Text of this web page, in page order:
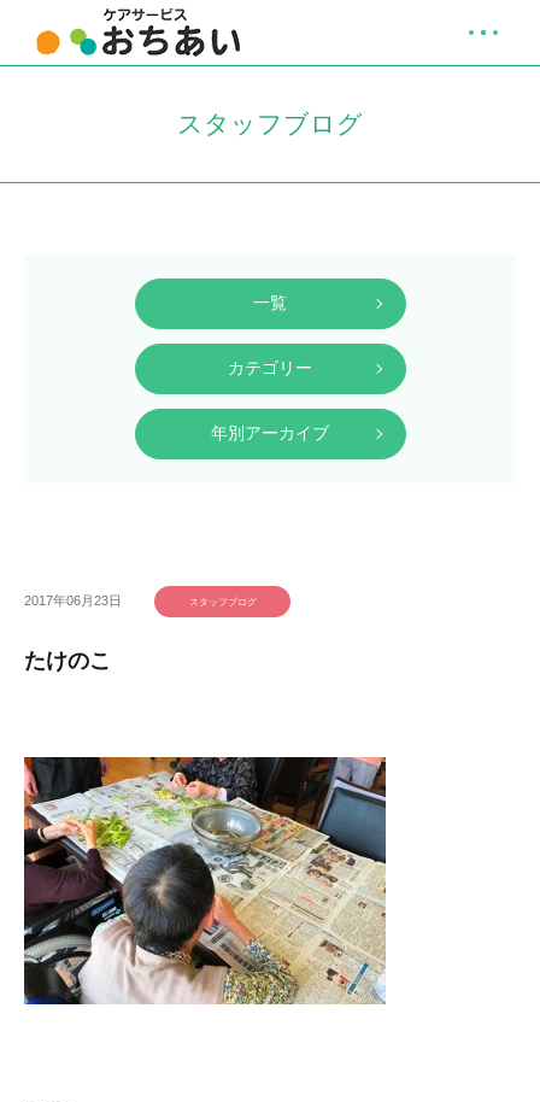
スタッフブログ
一覧
カテゴリー
年別アーカイブ
2017年06月23日 スタッフブログ
たけのこ